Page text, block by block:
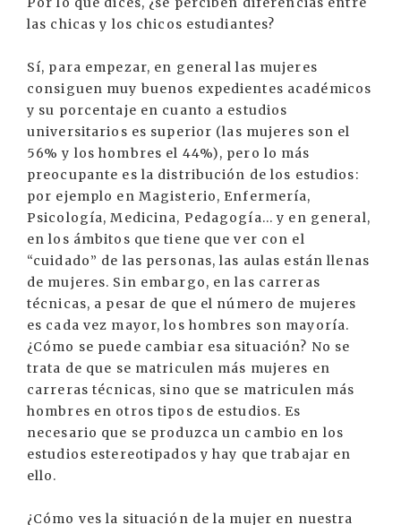
las chicas y los chicos estudiantes?
Sí, para empezar, en general las mujeres
consiguen muy buenos expedientes académicos
y su porcentaje en cuanto a estudios
universitarios es superior (las mujeres son el
56% y los hombres el 44%), pero lo más
preocupante es la distribución de los estudios:
por ejemplo en Magisterio, Enfermería,
Psicología, Medicina, Pedagogía... y en general,
en los ámbitos que tiene que ver con el
“cuidado” de las personas, las aulas están llenas
de mujeres. Sin embargo, en las carreras
técnicas, a pesar de que el número de mujeres
es cada vez mayor, los hombres son mayoría.
¿Cómo se puede cambiar esa situación? No se
trata de que se matriculen más mujeres en
carreras técnicas, sino que se matriculen más
hombres en otros tipos de estudios. Es
necesario que se produzca un cambio en los
estudios estereotipados y hay que trabajar en
ello.
¿Cómo ves la situación de la mujer en nuestra